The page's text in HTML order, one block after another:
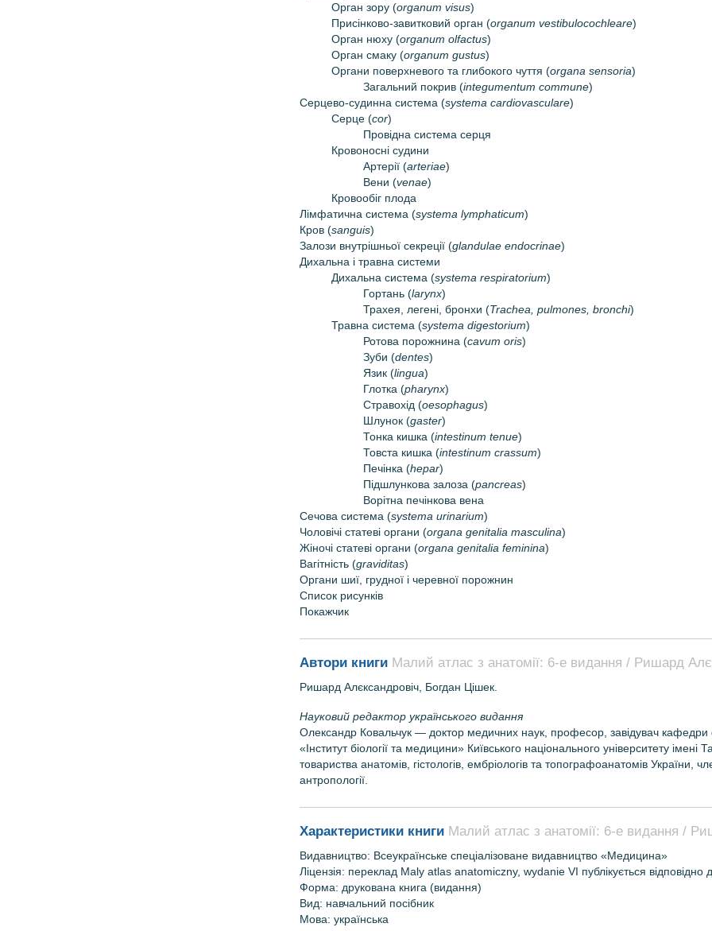
Орган зору (organum visus)
Присінково-завитковий орган (organum vestibulocochleare)
Орган нюху (organum olfactus)
Орган смаку (organum gustus)
Органи поверхневого та глибокого чуття (organa sensoria)
Загальний покрив (integumentum commune)
Серцево-судинна система (systema cardiovasculare)
Серце (cor)
Провідна система серця
Кровоносні судини
Артерії (arteriae)
Вени (venae)
Кровообіг плода
Лімфатична система (systema lymphaticum)
Кров (sanguis)
Залози внутрішньої секреції (glandulae endocrinae)
Дихальна і травна системи
Дихальна система (systema respiratorium)
Гортань (larynx)
Трахея, легені, бронхи (Trachea, pulmones, bronchi)
Травна система (systema digestorium)
Ротова порожнина (cavum oris)
Зуби (dentes)
Язик (lingua)
Глотка (pharynx)
Стравохід (oesophagus)
Шлунок (gaster)
Тонка кишка (intestinum tenue)
Товста кишка (intestinum crassum)
Печінка (hepar)
Підшлункова залоза (pancreas)
Ворітна печінкова вена
Сечова система (systema urinarium)
Чоловічі статеві органи (organa genitalia masculina)
Жіночі статеві органи (organa genitalia feminina)
Вагітність (graviditas)
Органи шиї, грудної і черевної порожнин
Список рисунків
Покажчик
Автори книги Малий атлас з анатомії: 6-е видання / Ришард
Ришард Алєксандровіч, Богдан Цішек.
Науковий редактор українського видання
Олександр Ковальчук — доктор медичних наук, професор, завідувач кафедри
«Інститут біології та медицини» Київського національного університету
товариства анатомів, гістологів, ембріологів та топографоанатомів України,
антропології.
Характеристики книги Малий атлас з анатомії: 6-е видання /
Видавництво: Всеукраїнське спеціалізоване видавництво «Медицина»
Ліцензія: переклад Maly atlas anatomiczny, wydanie VI публікується
Форма: друкована книга (видання)
Вид: навчальний посібник
Мова: українська